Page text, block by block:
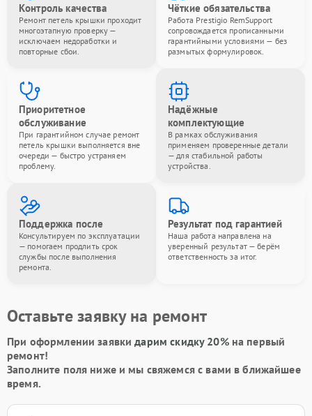
Контроль качества
Ремонт петель крышки проходит
многоэтапную проверку —
исключаем недоработки и
повторные сбои.
Чёткие обязательства
Работа Prestigio RemSupport
сопровождается прописанными
гарантийными условиями — без
размытых формулировок.
Приоритетное
обслуживание
При гарантийном случае ремонт
петель крышки выполняется вне
очереди — быстро устраняем
проблему.
Надёжные
комплектующие
В рамках обслуживания
применяем проверенные детали
— для стабильной работы
устройства.
Поддержка после
Консультируем по эксплуатации
— помогаем продлить срок
службы после выполнения
ремонта.
Результат под гарантией
Наша работа направлена на
уверенный результат — берём
ответственность за итог.
Оставьте заявку на ремонт
При оформлении заявкидарим скидку 20%на первый
ремонт!
Заполните поля ниже и мы свяжемся с вами в ближайшее
время.